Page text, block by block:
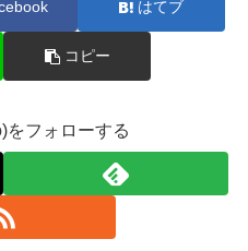
はてブ
コピー
をフォローする